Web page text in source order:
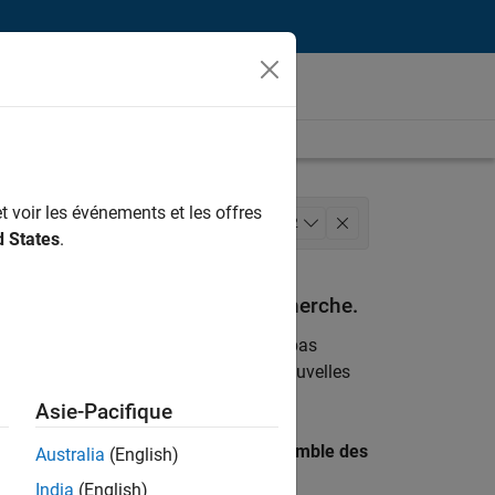
Finances et opérations 2
à vos critères de recherche.
. Si malgré tout vous ne trouvez pas
pour vous tenir au courant des nouvelles
par lieu pour trouver l’ensemble des
voir les événements et les offres
States.
Asie-Pacifique
Australia (English)
India (English)